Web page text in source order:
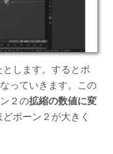
します。するとボ
っていきます。この
２の拡縮の数値に変
ボーン２が大きく